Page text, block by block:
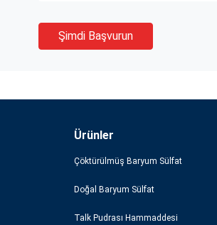
Şimdi Başvurun
Ürünler
Çöktürülmüş Baryum Sülfat
Doğal Baryum Sülfat
Talk Pudrası Hammaddesi